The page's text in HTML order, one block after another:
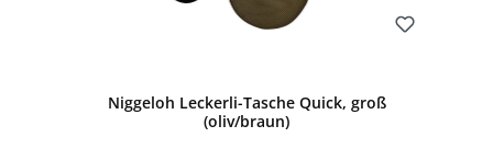
Niggeloh Leckerli-Tasche Quick, groß
(oliv/braun)